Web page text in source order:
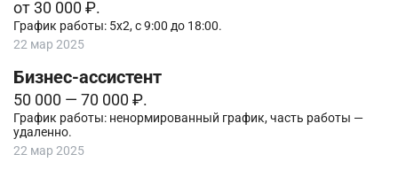
от 30 000 ₽.
График работы: 5х2, с 9:00 до 18:00.
22 мар 2025
Бизнес-ассистент
50 000 — 70 000 ₽.
График работы: ненормированный график, часть работы —
удаленно.
22 мар 2025